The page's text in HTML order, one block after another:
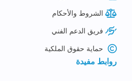
الشروط والأحكام
فريق الدعم الفني
حماية حقوق الملكية
روابط مفيدة